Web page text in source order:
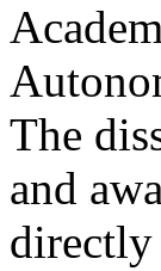
The
and
directly